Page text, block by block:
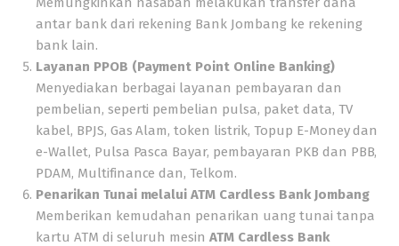
antar bank dari rekening Bank Jombang ke rekening
bank lain.
Layanan PPOB (Payment Point Online Banking)
Menyediakan berbagai layanan pembayaran dan
pembelian, seperti pembelian pulsa, paket data, TV
kabel, BPJS, Gas Alam, token listrik, Topup E-Money dan
e-Wallet, Pulsa Pasca Bayar, pembayaran PKB dan PBB,
PDAM, Multifinance dan, Telkom.
Penarikan Tunai melalui ATM Cardless Bank Jombang
Memberikan kemudahan penarikan uang tunai tanpa
kartu ATM di seluruh mesinATM Cardless Bank